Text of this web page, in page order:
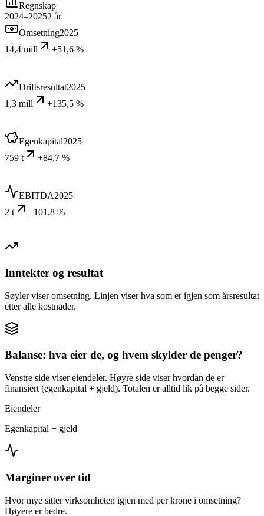
Regnskap
2024–20252 år
Omsetning2025
14,4 mill
+51,6 %
Driftsresultat2025
1,3 mill
+135,5 %
Egenkapital2025
759 t
+84,7 %
EBITDA2025
2 t
+101,8 %
Inntekter og resultat
Søyler viser omsetning. Linjen viser hva som er igjen som årsresultat
etter alle kostnader.
Balanse: hva eier de, og hvem skylder de penger?
Venstre side viser eiendeler. Høyre side viser hvordan de er
finansiert (egenkapital + gjeld). Totalen er alltid lik på begge sider.
Eiendeler
Egenkapital + gjeld
Marginer over tid
Hvor mye sitter virksomheten igjen med per krone i omsetning?
Høyere er bedre.